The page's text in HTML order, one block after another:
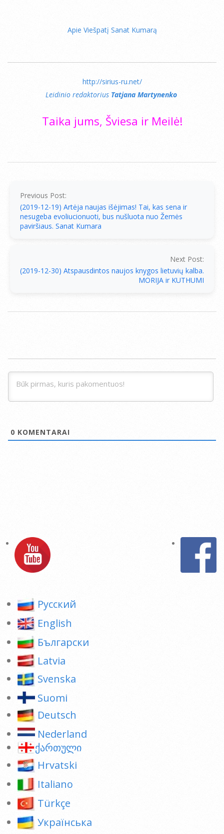
Apie Viešpatį Sanat Kumarą
http://sirius-ru.net/
Leidinio redaktorius Tatjana Martynenko
Taika jums, Šviesa ir Meilė!
Previous Post:
(2019-12-19) Artėja naujas išėjimas! Tai, kas sena ir
nesugeba evoliucionuoti, bus nušluota nuo Žemės
paviršiaus. Sanat Kumara
Next Post:
(2019-12-30) Atspausdintos naujos knygos lietuvių kalba.
MORIJA ir KUTHUMI
0 KOMENTARAI
Pусский
English
Български
Latvia
Svenska
Suomi
Deutsch
Nederland
ქართული
Hrvatski
Italiano
Türkçe
Українська